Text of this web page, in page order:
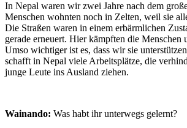
In Nepal waren wir zwei Jahre nach dem
Menschen wohnten noch in Zelten, weil sie
Die Straßen waren in einem erbärmlichen
gerade erneuert. Hier kämpften die Menschen
Umso wichtiger ist es, dass wir sie
schafft in Nepal viele Arbeitsplätze, die
junge Leute ins Ausland ziehen.
Wainando: Was habt ihr unterwegs gelernt?